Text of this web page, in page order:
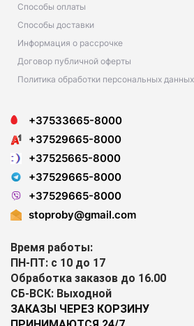
Способы оплаты
Способы доставки
Информация о рассрочке
Договор публичной оферты
Политика обработки персональных данных
+37533665-8000
+37529665-8000
+37525665-8000
+37529665-8000
+37529665-8000
stoproby@gmail.com
Время работы:
ПН-ПТ: с 10 до 17
Обработка заказов до 16.00
СБ-ВСК: Выходной
ЗАКАЗЫ ЧЕРЕЗ КОРЗИНУ